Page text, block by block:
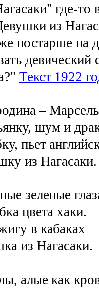
где-
из
постарше на
Текст 1922
–
шум и
пьет
из Нагасаки.
зеленые
цвета хаки.
в кабаках
из Нагасаки.
алые как